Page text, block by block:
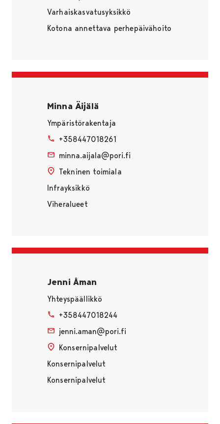
Varhaiskasvatusyksikkö
Kotona annettava perhepäivähoito
Minna Äijälä
Ympäristörakentaja
+358447018261
minna.aijala@pori.fi
Tekninen toimiala
Infrayksikkö
Viheralueet
Jenni Åman
Yhteyspäällikkö
+358447018244
jenni.aman@pori.fi
Konsernipalvelut
Konsernipalvelut
Konsernipalvelut